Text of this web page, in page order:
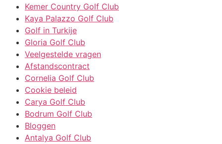
Kemer Country Golf Club
Kaya Palazzo Golf Club
Golf in Turkije
Gloria Golf Club
Veelgestelde vragen
Afstandscontract
Cornelia Golf Club
Cookie beleid
Carya Golf Club
Bodrum Golf Club
Bloggen
Antalya Golf Club